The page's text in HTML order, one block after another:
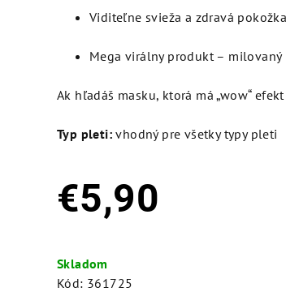
Viditeľne svieža a zdravá
Mega virálny produkt –
Ak hľadáš masku, ktorá má „wow“
Typ pleti: vhodný pre všetky typy pleti
€5,90
cena:
Skladom
Kód: 361725